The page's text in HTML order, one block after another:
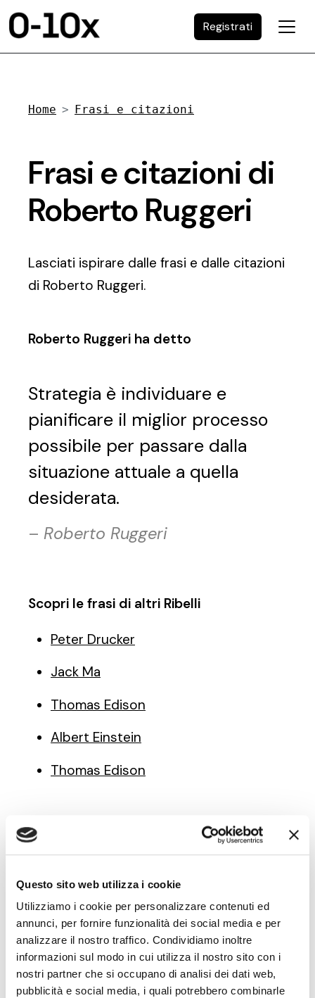
Questo sito web utilizza i cookie
Utilizziamo i cookie per personalizzare contenuti ed
annunci, per fornire funzionalità dei social media e per
analizzare il nostro traffico. Condividiamo inoltre
informazioni sul modo in cui utilizza il nostro sito con i
nostri partner che si occupano di analisi dei dati web,
pubblicità e social media, i quali potrebbero combinarle
Registrati
Home Frasi e citazioni
Frasi e citazioni di
Roberto Ruggeri
Lasciati ispirare dalle frasi e dalle citazioni
di Roberto Ruggeri.
Roberto Ruggeri ha detto
Strategia è individuare e
pianificare il miglior processo
possibile per passare dalla
situazione attuale a quella
desiderata.
– Roberto Ruggeri
Scopri le frasi di altri Ribelli
Peter Drucker
Jack Ma
Thomas Edison
Albert Einstein
Thomas Edison
Note di innovazione
pratica — newsletter
Modelli, metodi e strumenti
per fare innovazione
con obiettivi di crescita, nella forma in cui li usiamo nei
laboratori di pratica con le PMI: applicabili con le
risorse che un'azienda ha già. Ogni martedì.